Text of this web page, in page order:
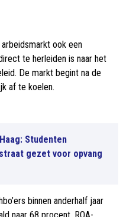
ook een
te herleiden is naar het
De markt begint na de
af te koelen.
Studenten
gezet voor opvang
binnen anderhalf jaar